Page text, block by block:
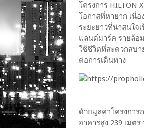
โครงการ HILTON
โอกาสที่หายาก เนื่
ระยะยาวที่น่าสนใจ
แลนด์มาร์ค รายล้อ
ใช้ชีวิตที่สะดวกสบา
ต่อการเดินทาง
ด้วยมูลค่าโครงการ
อาคารสูง 239 เมต